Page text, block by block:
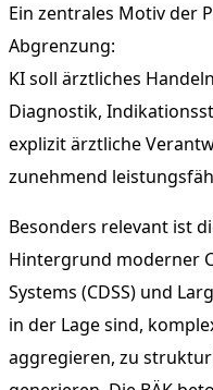
Ein zentrales Motiv der
Abgrenzung:
KI soll ärztliches
Diagnostik,
explizit ärztliche
zunehmend
Besonders relevant ist
Hintergrund moderner
Systems (CDSS) und
in der Lage sind,
aggregieren, zu